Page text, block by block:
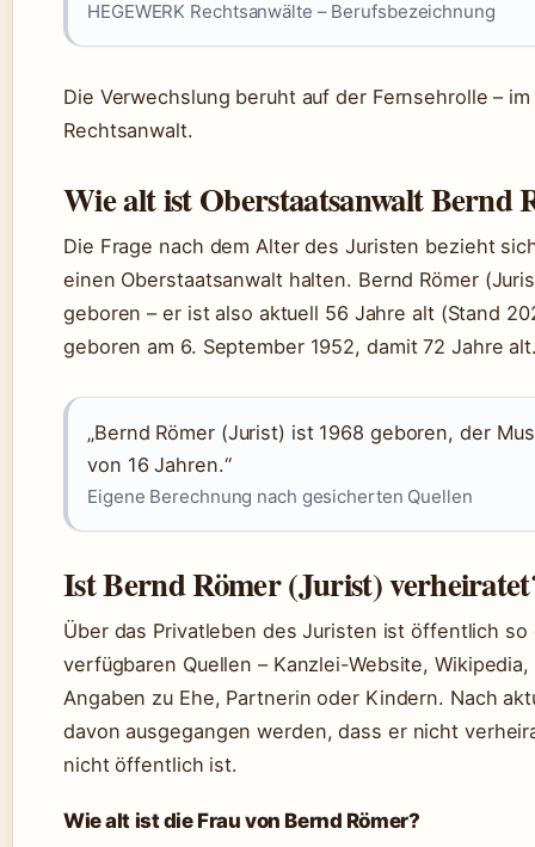
HEGEWERK Rechtsanwälte – Berufsbezeichnung
Die Verwechslung beruht auf der Fernsehrolle –
Rechtsanwalt.
Wie alt ist Oberstaatsanwalt Bernd
Die Frage nach dem Alter des Juristen bezieht
einen Oberstaatsanwalt halten. Bernd Römer
geboren – er ist also aktuell 56 Jahre alt (Stand
geboren am 6. September 1952, damit 72 Jahre
„Bernd Römer (Jurist) ist 1968 geboren, der
von 16 Jahren.“
Eigene Berechnung nach gesicherten Quellen
Ist Bernd Römer (Jurist)
Über das Privatleben des Juristen ist öffentlich
verfügbaren Quellen – Kanzlei-Website,
Angaben zu Ehe, Partnerin oder Kindern. Nach
davon ausgegangen werden, dass er nicht
nicht öffentlich ist.
Wie alt ist die Frau von Bernd Römer?